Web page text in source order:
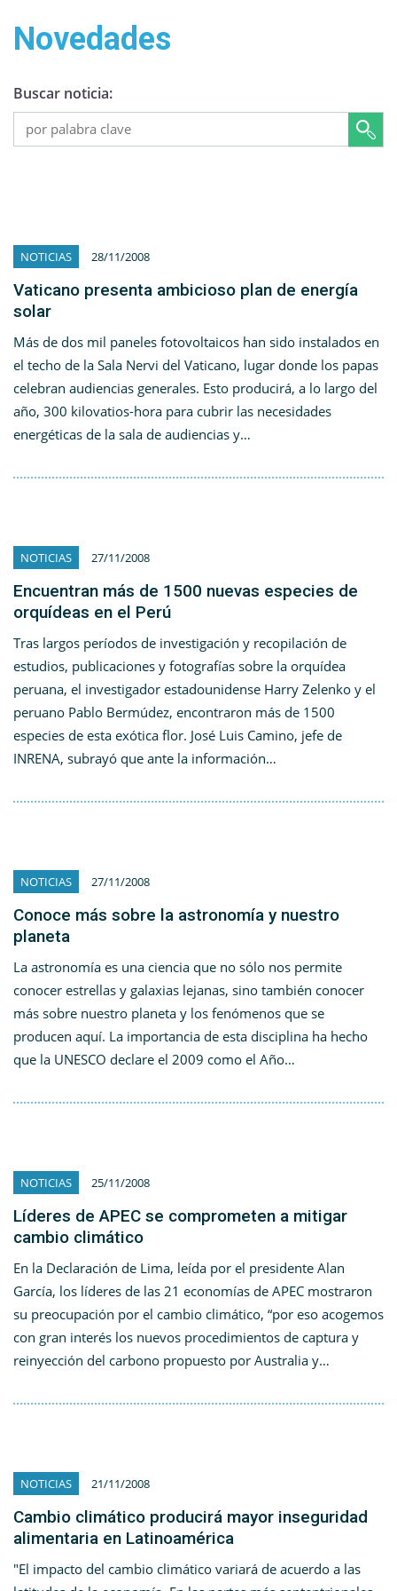
Novedades
Buscar noticia:
NOTICIAS 28/11/2008
Vaticano presenta ambicioso plan de energía
solar
Más de dos mil paneles fotovoltaicos han sido instalados en
el techo de la Sala Nervi del Vaticano, lugar donde los papas
celebran audiencias generales. Esto producirá, a lo largo del
año, 300 kilovatios-hora para cubrir las necesidades
energéticas de la sala de audiencias y…
NOTICIAS 27/11/2008
Encuentran más de 1500 nuevas especies de
orquídeas en el Perú
Tras largos períodos de investigación y recopilación de
estudios, publicaciones y fotografías sobre la orquídea
peruana, el investigador estadounidense Harry Zelenko y el
peruano Pablo Bermúdez, encontraron más de 1500
especies de esta exótica flor. José Luis Camino, jefe de
INRENA, subrayó que ante la información…
NOTICIAS 27/11/2008
Conoce más sobre la astronomía y nuestro
planeta
La astronomía es una ciencia que no sólo nos permite
conocer estrellas y galaxias lejanas, sino también conocer
más sobre nuestro planeta y los fenómenos que se
producen aquí. La importancia de esta disciplina ha hecho
que la UNESCO declare el 2009 como el Año…
NOTICIAS 25/11/2008
Líderes de APEC se comprometen a mitigar
cambio climático
En la Declaración de Lima, leída por el presidente Alan
García, los líderes de las 21 economías de APEC mostraron
su preocupación por el cambio climático, “por eso acogemos
con gran interés los nuevos procedimientos de captura y
reinyección del carbono propuesto por Australia y…
NOTICIAS 21/11/2008
Cambio climático producirá mayor inseguridad
alimentaria en Latinoamérica
"El impacto del cambio climático variará de acuerdo a las